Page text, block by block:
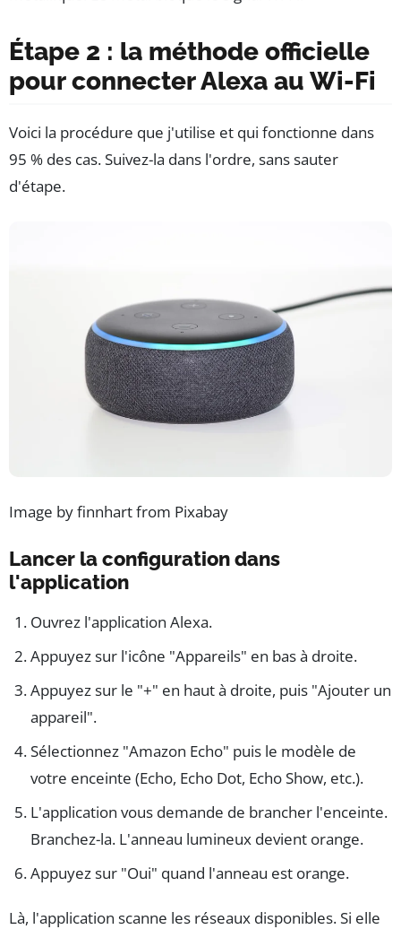
Étape 2 : la méthode officielle
pour connecter Alexa au Wi-Fi
Voici la procédure que j'utilise et qui fonctionne dans
95 % des cas. Suivez-la dans l'ordre, sans sauter
d'étape.
Image by finnhart from Pixabay
Lancer la configuration dans
l'application
Ouvrez l'application Alexa.
Appuyez sur l'icône "Appareils" en bas à droite.
Appuyez sur le "+" en haut à droite, puis "Ajouter un
appareil".
Sélectionnez "Amazon Echo" puis le modèle de
votre enceinte (Echo, Echo Dot, Echo Show, etc.).
L'application vous demande de brancher l'enceinte.
Branchez-la. L'anneau lumineux devient orange.
Appuyez sur "Oui" quand l'anneau est orange.
Là, l'application scanne les réseaux disponibles. Si elle